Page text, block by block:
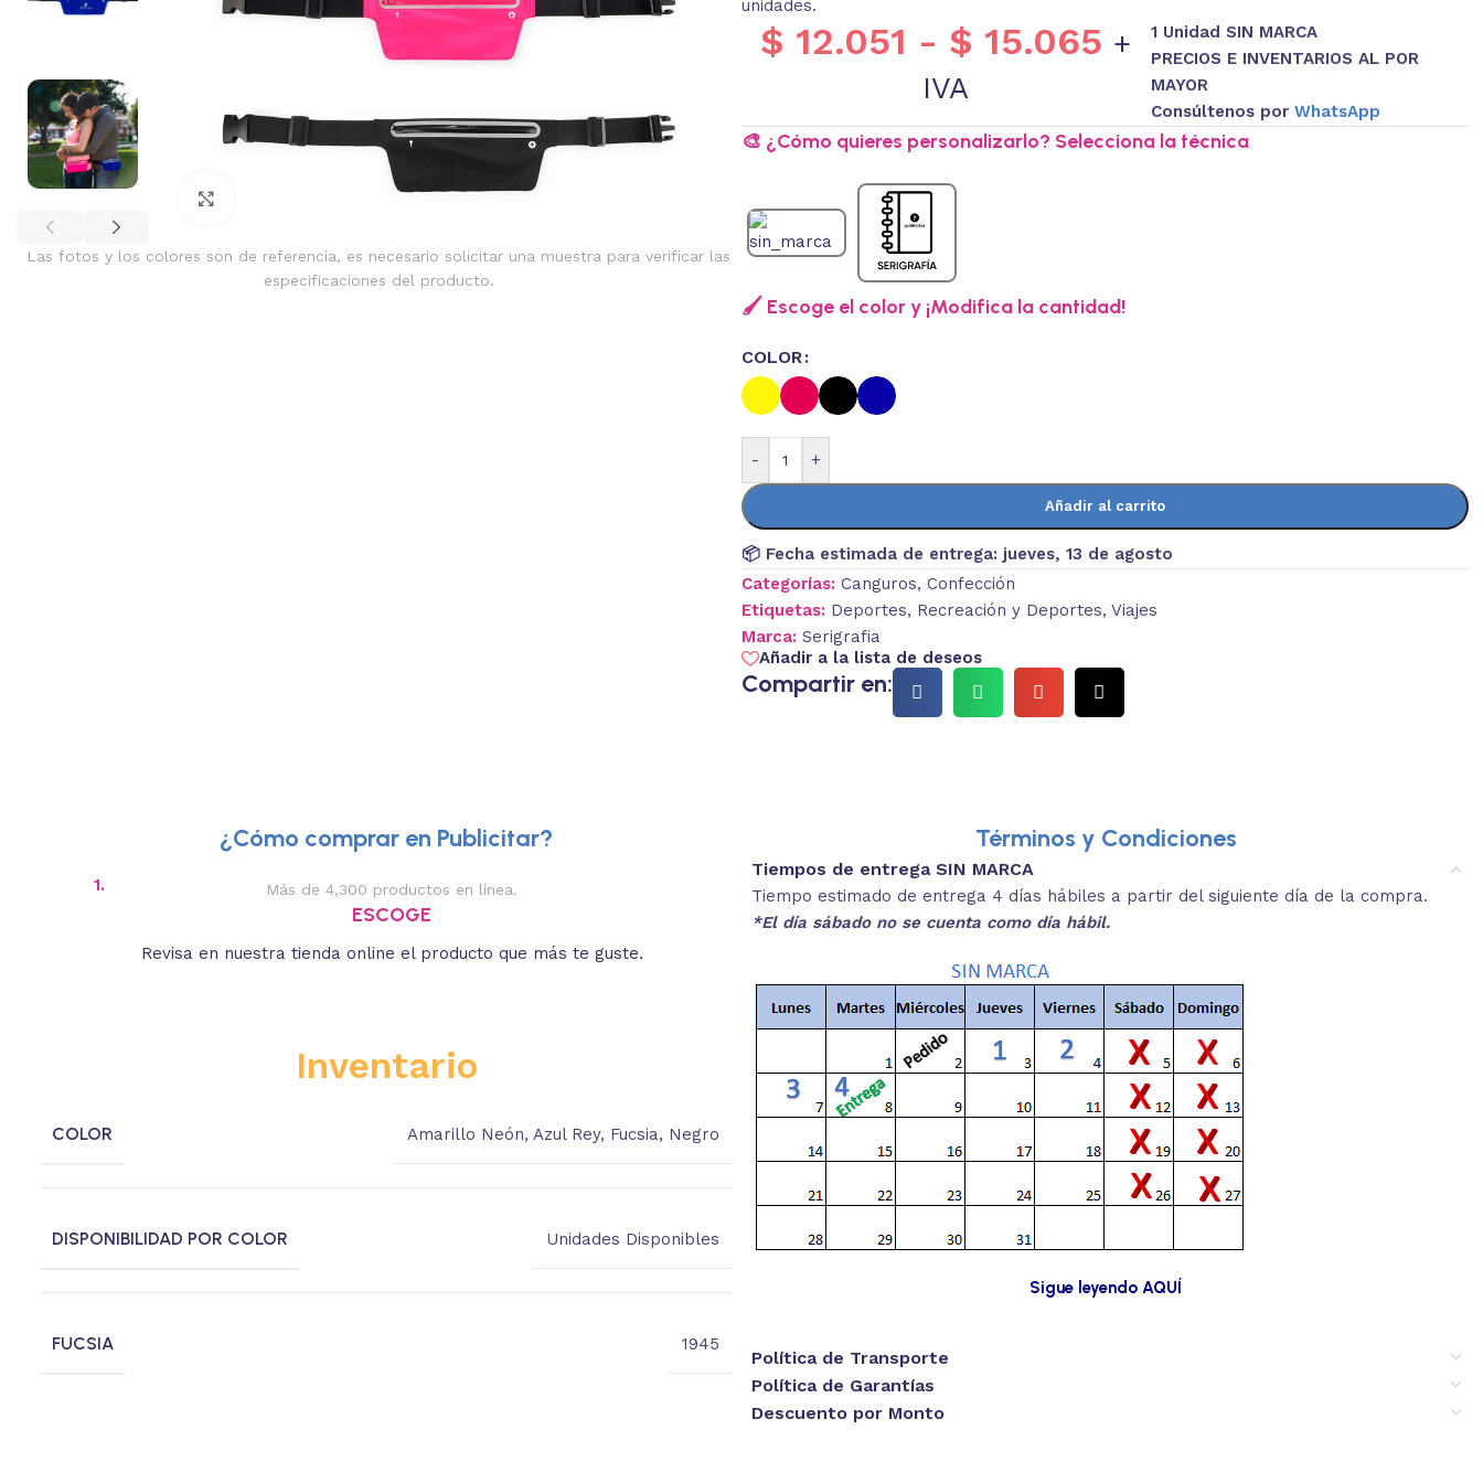
Las fotos y los colores son de referencia, es necesario solicitar una muestra para verificar las
especificaciones del producto.
unidades.
$ 12.051 - $ 15.065 +
IVA
1 Unidad SIN MARCA
PRECIOS E INVENTARIOS AL POR
MAYOR
Consúltenos porWhatsApp
🎨 ¿Cómo quieres personalizarlo? Selecciona la técnica
🖌️ Escoge el color y ¡Modifica la cantidad!
COLOR
- +
Añadir al carrito
📦 Fecha estimada de entrega: jueves, 13 de agosto
Categorías: Canguros, Confección
Etiquetas: Deportes, Recreación y Deportes, Viajes
Marca: Serigrafia
Añadir a la lista de deseos
Compartir en:
¿Cómo comprar en Publicitar?
1. Más de 4,300 productos en línea.
ESCOGE
Revisa en nuestra tienda online el producto que más te guste.
Descripciones breves y medidas aproximadas.
REVISA
estás buscando.
3.
Inventario
COLOR Amarillo Neón, Azul Rey, Fucsia, Negro
DISPONIBILIDAD POR COLOR Unidades Disponibles
FUCSIA 1945
Términos y Condiciones
Tiempos de entrega SIN MARCA
Tiempo estimado de entrega 4 días hábiles a partir del siguiente día de la compra.
*El día sábado no se cuenta como día hábil.
Sigue leyendo AQUÍ
Política de Transporte
Política de Garantías
Descuento por Monto